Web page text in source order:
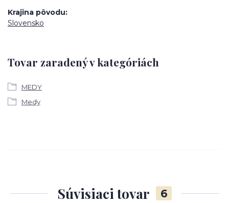
Krajina pôvodu
Slovensko
Tovar zaradený v kategóriách
MEDY
Medy
Súvisiaci tovar 6